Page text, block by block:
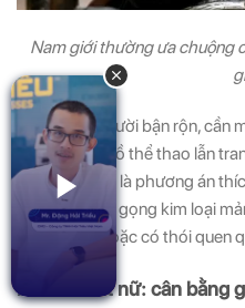
Nam giới thường ưa chuộng
Nếu bạn là người bận rộn,
được với cả đồ thể thao lẫn
gọn gàng này là phương án
chọn các bản gọng kim loại
thao mạnh hoặc có thói quen
2. Kính mát nữ: cân bằng